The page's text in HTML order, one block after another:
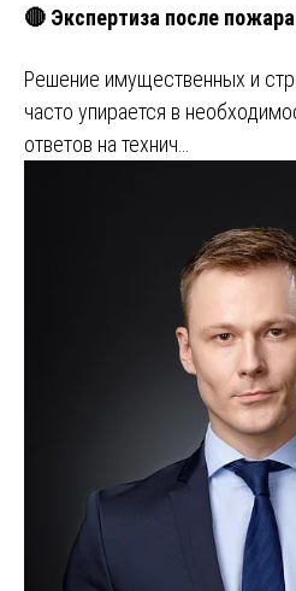
🔴 Экспертиза после
Решение имущественных и
часто упирается в
ответов на технич…